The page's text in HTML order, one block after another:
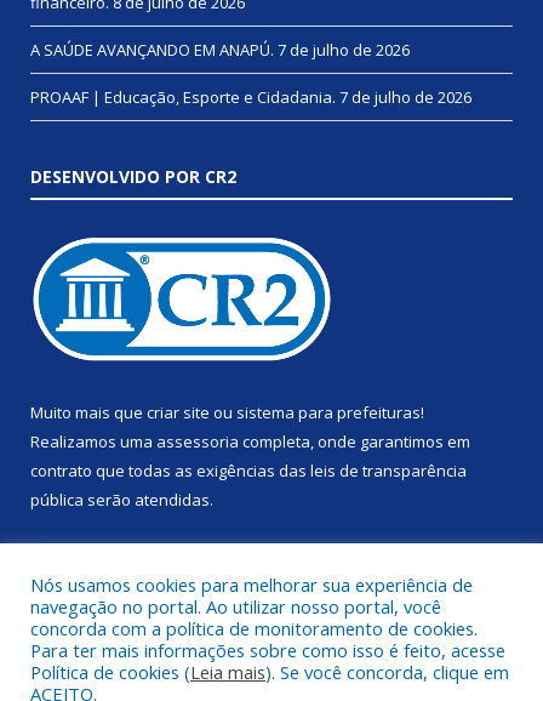
A SAÚDE AVANÇANDO EM ANAPÚ. 7 de julho de 2026
PROAAF | Educação, Esporte e Cidadania. 7 de julho de 2026
DESENVOLVIDO POR CR2
Muito mais que criar site ou sistema para prefeituras!
Realizamos uma assessoria completa, onde garantimos em
contrato que todas as exigências das leis de transparência
pública serão atendidas.
Todos os direitos reservados a Prefeitura Municipal de Anapu.
Nós usamos cookies para melhorar sua experiência de
navegação no portal. Ao utilizar nosso portal, você
concorda com a política de monitoramento de cookies.
Para ter mais informações sobre como isso é feito, acesse
Política de cookies (Leia mais). Se você concorda, clique em
ACEITO.